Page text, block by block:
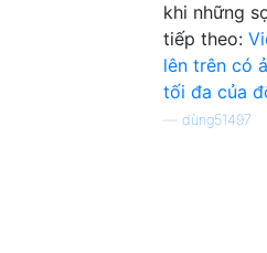
khi những
tiếp theo:
lên trên có
tối đa của
dùng51497